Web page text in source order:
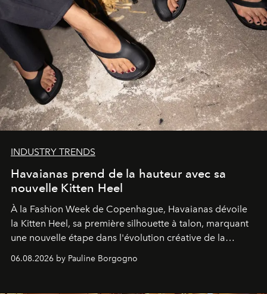
INDUSTRY TRENDS
Havaianas prend de la hauteur avec sa
nouvelle Kitten Heel
À la Fashion Week de Copenhague, Havaianas dévoile
la Kitten Heel, sa première silhouette à talon, marquant
une nouvelle étape dans l'évolution créative de la
06.08.2026 by Pauline Borgogno